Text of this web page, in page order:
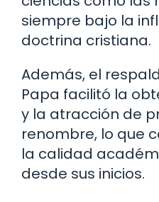
siempre bajo la
doctrina cristiana.
Además, el
Papa facilitó la
y la atracción de
renombre, lo que
la calidad
desde sus inicios.